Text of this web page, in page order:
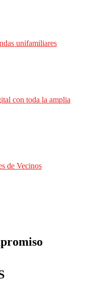
unifamiliares
con toda la amplia
de Vecinos